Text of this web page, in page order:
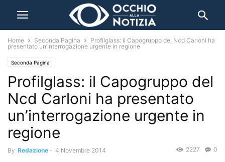
Home Seconda Pagina
Profilglass: il Capogruppo del Ncd Carloni ha
presentato un’interrogazione urgente in regione
Seconda Pagina
Profilglass: il Capogruppo del
Ncd Carloni ha presentato
un’interrogazione urgente in
regione
By Redazione - 4 Novembre 2014 0
2227